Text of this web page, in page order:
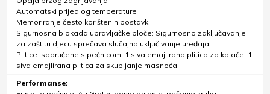
Automatski prijedlog temperature
Memoriranje često korištenih postavki
Sigurnosna blokada upravljačke ploče: Sigurnosno zaključavanje
za zaštitu djecu sprečava slučajno uključivanje uređaja.
Plitice isporučene s pećnicom: 1 siva emajlirana plitica za kolače, 1
siva emajlirana plitica za skupljanje masnoća
Performanse: